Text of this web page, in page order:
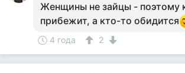
Женщины не зайцы - поэтому
прибежит, а кто-то обидится
4 года 2